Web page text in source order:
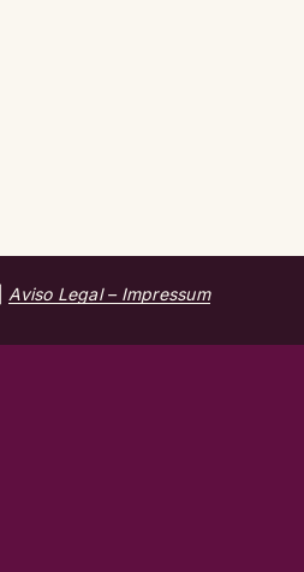
Aviso Legal – Impressum